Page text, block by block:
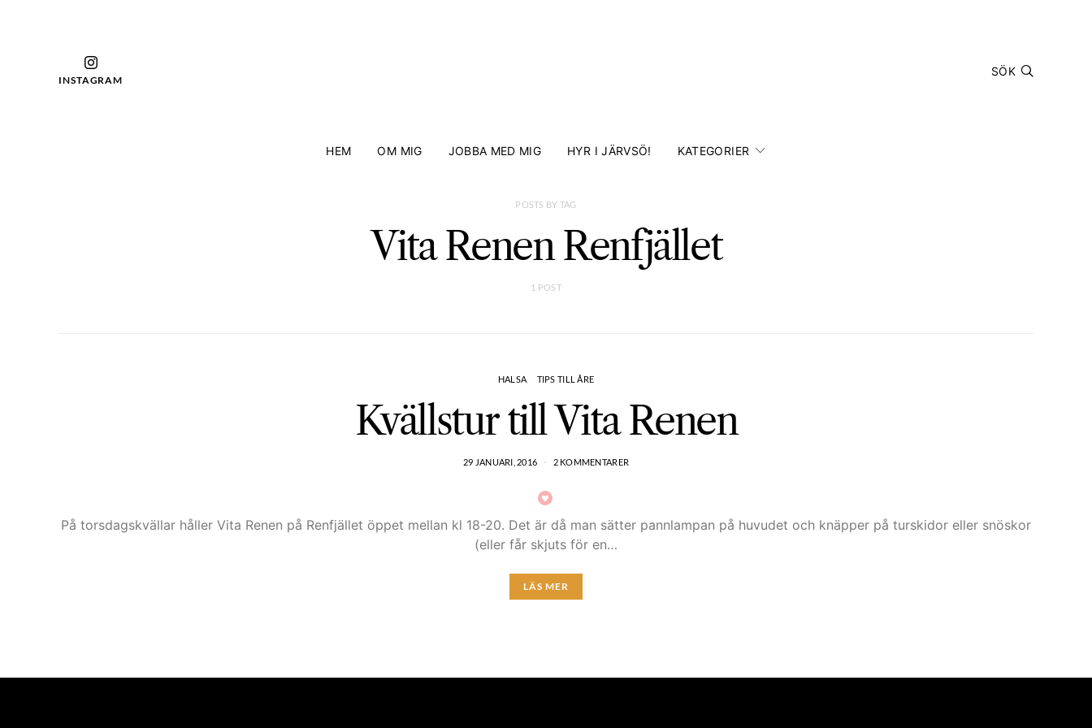
INSTAGRAM
SÖK
HEM OM MIG JOBBA MED MIG HYR I JÄRVSÖ! KATEGORIER
POSTS BY TAG
Vita Renen Renfjället
1 POST
HALSA TIPS TILL ÅRE
Kvällstur till Vita Renen
29 JANUARI, 2016 2 KOMMENTARER
På torsdagskvällar håller Vita Renen på Renfjället öppet mellan kl 18-20. Det är då man sätter pannlampan på huvudet och knäpper på turskidor eller snöskor
(eller får skjuts för en…
LÄS MER